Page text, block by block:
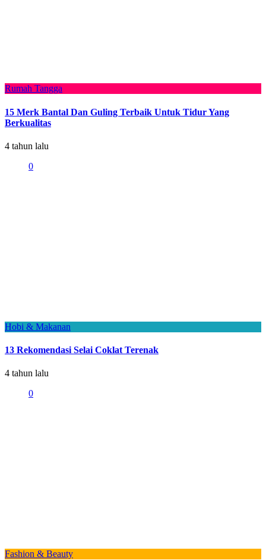
Rumah Tangga
15 Merk Bantal Dan Guling Terbaik Untuk Tidur Yang
Berkualitas
4 tahun lalu
0
Hobi & Makanan
13 Rekomendasi Selai Coklat Terenak
4 tahun lalu
0
Fashion & Beauty